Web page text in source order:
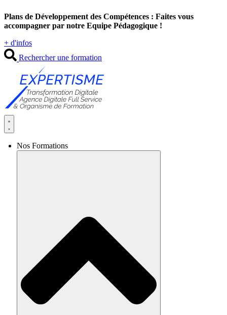
au
contenu
Plans de Développement des Compétences : Faites vous
accompagner par notre Equipe Pédagogique !
+ d'infos
Rechercher une formation
Nos Formations